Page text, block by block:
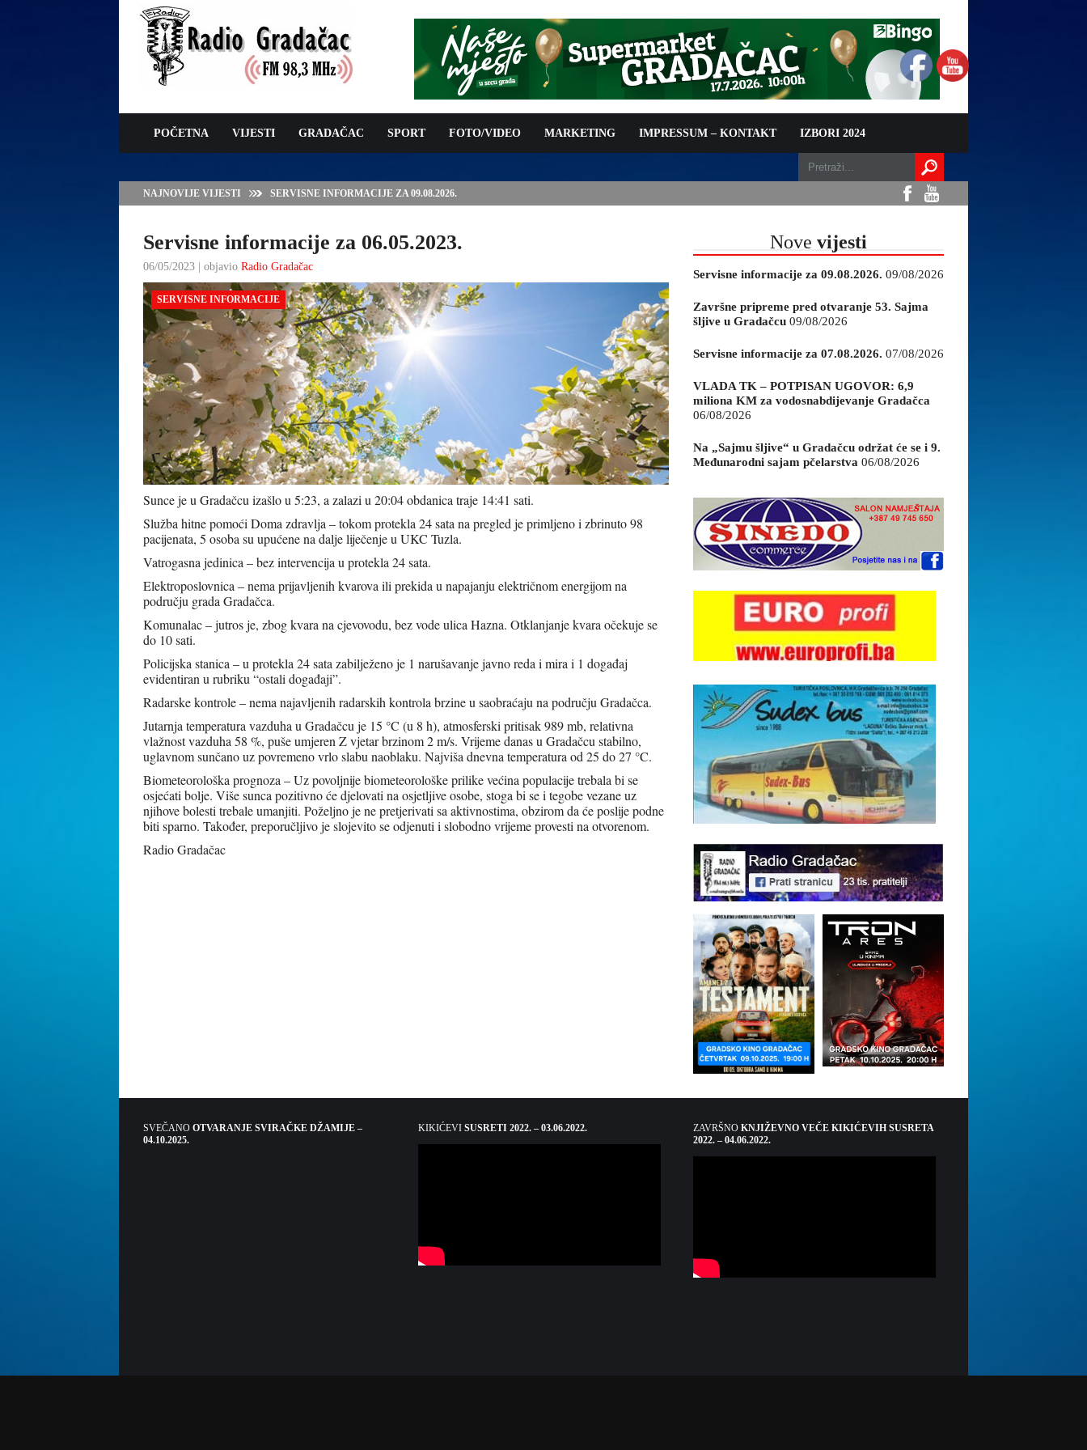
POČETNA VIJESTI GRADAČAC SPORT FOTO/VIDEO MARKETING IMPRESSUM – KONTAKT IZBORI 2024
NAJNOVIJE VIJESTI SERVISNE INFORMACIJE ZA 09.08.2026.
Servisne informacije za 06.05.2023.
06/05/2023 | objavio Radio Gradačac
SERVISNE INFORMACIJE
Sunce je u Gradačcu izašlo u 5:23, a zalazi u 20:04 obdanica traje 14:41 sati.
Služba hitne pomoći Doma zdravlja – tokom protekla 24 sata na pregled je primljeno i zbrinuto 98
pacijenata, 5 osoba su upućene na dalje liječenje u UKC Tuzla.
Vatrogasna jedinica – bez intervencija u protekla 24 sata.
Elektroposlovnica – nema prijavljenih kvarova ili prekida u napajanju električnom energijom na
području grada Gradačca.
Komunalac – jutros je, zbog kvara na cjevovodu, bez vode ulica Hazna. Otklanjanje kvara očekuje se
do 10 sati.
Policijska stanica – u protekla 24 sata zabilježeno je 1 narušavanje javno reda i mira i 1 događaj
evidentiran u rubriku “ostali događaji”.
Radarske kontrole – nema najavljenih radarskih kontrola brzine u saobraćaju na području Gradačca.
Jutarnja temperatura vazduha u Gradačcu je 15 °C (u 8 h), atmosferski pritisak 989 mb, relativna
vlažnost vazduha 58 %, puše umjeren Z vjetar brzinom 2 m/s. Vrijeme danas u Gradačcu stabilno,
uglavnom sunčano uz povremeno vrlo slabu naoblaku. Najviša dnevna temperatura od 25 do 27 °C.
Biometeorološka prognoza – Uz povoljnije biometeorološke prilike većina populacije trebala bi se
osjećati bolje. Više sunca pozitivno će djelovati na osjetljive osobe, stoga bi se i tegobe vezane uz
njihove bolesti trebale umanjiti. Poželjno je ne pretjerivati sa aktivnostima, obzirom da će poslije podne
biti sparno. Također, preporučljivo je slojevito se odjenuti i slobodno vrijeme provesti na otvorenom.
Radio Gradačac
Nove vijesti
Servisne informacije za 09.08.2026. 09/08/2026
Završne pripreme pred otvaranje 53. Sajma
šljive u Gradačcu 09/08/2026
Servisne informacije za 07.08.2026. 07/08/2026
VLADA TK – POTPISAN UGOVOR: 6,9
miliona KM za vodosnabdijevanje Gradačca
06/08/2026
Na „Sajmu šljive“ u Gradačcu održat će se i 9.
Međunarodni sajam pčelarstva 06/08/2026
SVEČANO OTVARANJE SVIRAČKE DŽAMIJE –
04.10.2025.
KIKIĆEVI SUSRETI 2022. – 03.06.2022. ZAVRŠNO KNJIŽEVNO VEČE KIKIĆEVIH SUSRETA
2022. – 04.06.2022.